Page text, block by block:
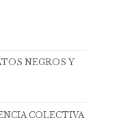
NEGROS Y
COLECTIVA